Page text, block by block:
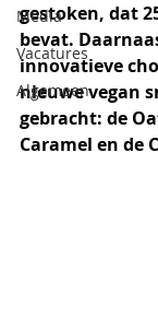
Media
Vacatures
Algemeen
gestoken, dat
bevat.
innovatieve
nieuwe vegan
gebracht: de
Caramel en de